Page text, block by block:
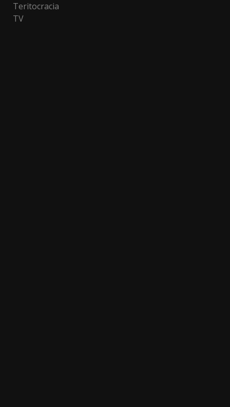
Teritocracia
TV